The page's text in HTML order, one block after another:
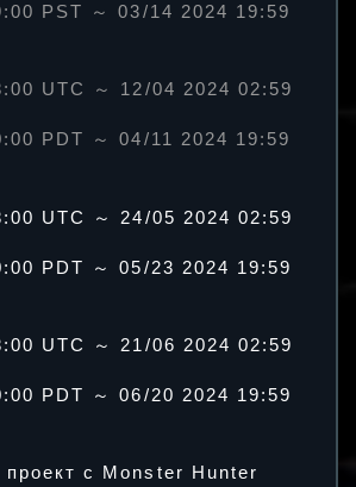
PST ～ 03/14 2024 19:59
UTC ～ 12/04 2024 02:59
PDT ～ 04/11 2024 19:59
UTC ～ 24/05 2024 02:59
PDT ～ 05/23 2024 19:59
UTC ～ 21/06 2024 02:59
PDT ～ 06/20 2024 19:59
с Monster Hunter